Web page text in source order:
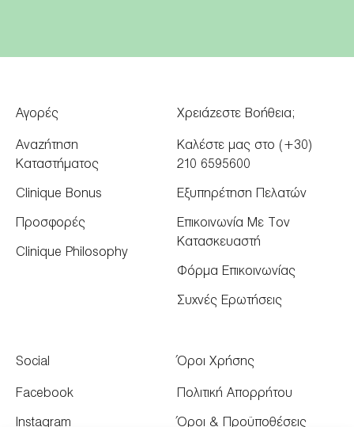
Αγορές
Αναζήτηση
Καταστήματος
Clinique Bonus
Προσφορές
Clinique Philosophy
Χρειάζεστε Βοήθεια;
Καλέστε μας στο (+30)
210 6595600
Εξυπηρέτηση Πελατών
Επικοινωνία Με Τον
Κατασκευαστή
Φόρμα Επικοινωνίας
Συχνές Ερωτήσεις
Social
Facebook
Instagram
Όροι Χρήσης
Πολιτική Απορρήτου
Όροι & Προϋποθέσεις